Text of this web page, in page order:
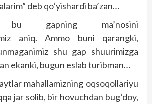
deb qo‘yishardi ba’zan…
bu gapning ma’nosini
aniq. Ammo buni qarangki,
shu gap shuurimizga
ekanki, bugun eslab turibman…
mahallamizning oqsoqollariyu
jar solib, bir hovuchdan bug‘doy,